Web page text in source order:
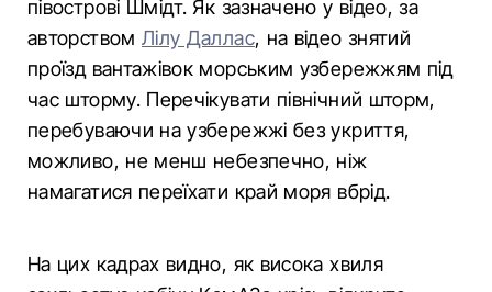
півострові Шмідт. Як зазначено у відео, за
авторством Лілу Даллас, на відео знятий
проїзд вантажівок морським узбережжям під
час шторму. Перечікувати північний шторм,
перебуваючи на узбережжі без укриття,
можливо, не менш небезпечно, ніж
намагатися переїхати край моря вбрід.
На цих кадрах видно, як висока хвиля